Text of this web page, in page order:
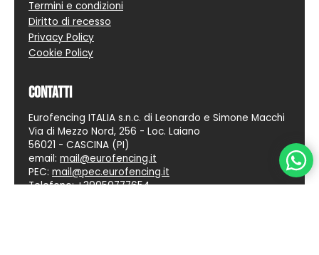
Termini e condizioni
Diritto di recesso
Privacy Policy
Cookie Policy
Contatti
Eurofencing ITALIA s.n.c. di Leonardo e Simone Macchi
Via di Mezzo Nord, 256 - Loc. Laiano
56021 - CASCINA (PI)
email: mail@eurofencing.it
PEC: mail@pec.eurofencing.it
Telefono:+39050777654